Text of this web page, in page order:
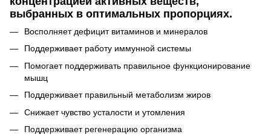
выбранных в оптимальных пропорциях.
Восполняет дефицит витаминов и минералов
Поддерживает работу иммунной системы
Помогает поддерживать правильное функционирование
мышц
Поддерживает правильный метаболизм жиров
Снижает чувство усталости и утомления
Поддерживает регенерацию организма